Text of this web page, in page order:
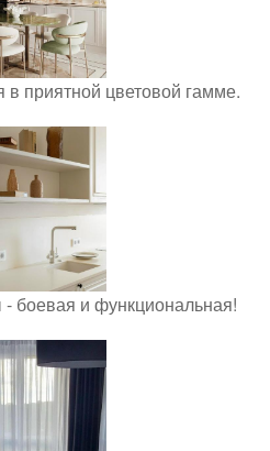
в приятной цветовой гамме.
боевая и функциональная!